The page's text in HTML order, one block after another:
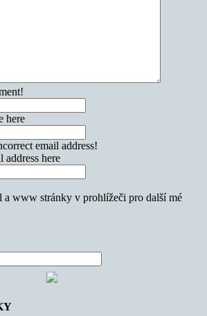
here
email address!
address here
a www stránky v prohlížeči pro další mé